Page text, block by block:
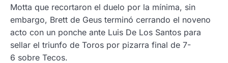
Motta que recortaron el duelo por la mínima, sin
embargo, Brett de Geus terminó cerrando el noveno
acto con un ponche ante Luis De Los Santos para
sellar el triunfo de Toros por pizarra final de 7-
6 sobre Tecos.